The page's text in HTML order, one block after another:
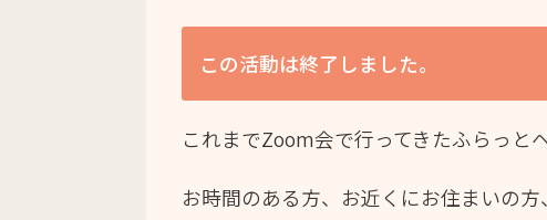
この活動は終了しました。
これまでZoom会で行ってきたふらっと
お時間のある方、お近くにお住まいの